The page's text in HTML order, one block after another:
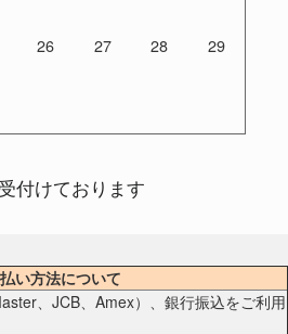
26 27 28 29
付けております
い方法について
、JCB、Amex）、銀行振込をご利用